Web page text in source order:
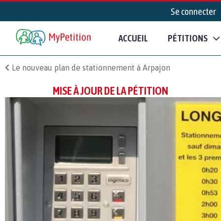
Se connecter
ACCUEIL PÉTITIONS
Le nouveau plan de stationnement à Arpajon
MISE À JOUR DE LA PÉTITION